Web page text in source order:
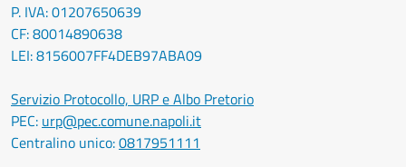
P. IVA: 01207650639
CF: 80014890638
LEI: 8156007FF4DEB97ABA09
Servizio Protocollo, URP e Albo Pretorio
PEC: urp@pec.comune.napoli.it
Centralino unico:0817951111